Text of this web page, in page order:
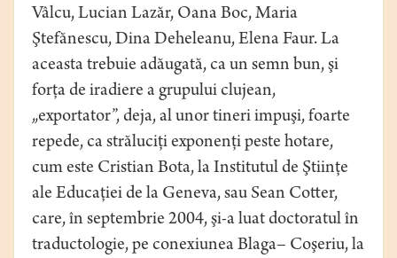
Vâlcu, Lucian Lazăr, Oana Boc, Maria
Ştefănescu, Dina Deheleanu, Elena Faur. La
aceasta trebuie adăugată, ca un semn bun, şi
forţa de iradiere a grupului clujean,
„exportator”, deja, al unor tineri impuşi, foarte
repede, ca străluciţi exponenţi peste hotare,
cum este Cristian Bota, la Institutul de Ştiinţe
ale Educaţiei de la Geneva, sau Sean Cotter,
care, în septembrie 2004, şi-a luat doctoratul în
traductologie, pe conexiunea Blaga– Coşeriu, la